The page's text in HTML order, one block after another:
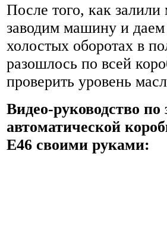
После того, как
заводим машину и даем
холостых оборотах в
разошлось по всей
проверить уровень
Видео-руководство
автоматической
E46 своими руками: